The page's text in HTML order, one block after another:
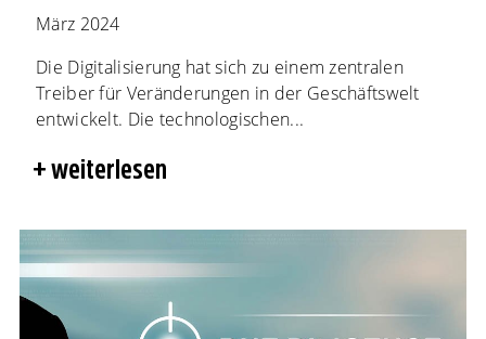
März 2024
Die Digitalisierung hat sich zu einem zentralen
Treiber für Veränderungen in der Geschäftswelt
entwickelt. Die technologischen...
weiterlesen